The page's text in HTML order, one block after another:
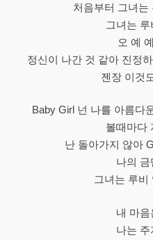
처음부터 그녀는
그녀는
오 예
정신이 나간 것 같아 진정
젠장 이것
Baby Girl 넌 나를 아름다
볼때마다
난 돌아가지 않아
나의 금
그녀는 루비
내 마음
나는